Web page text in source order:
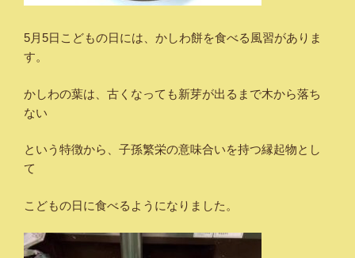
5月5日こどもの日には、かしわ餅を食べる風習がありま
す。
かしわの葉は、古くなっても新芽が出るまで木から落ち
ない
という特徴から、子孫繁栄の意味合いを持つ縁起物とし
て
こどもの日に食べるようになりました。